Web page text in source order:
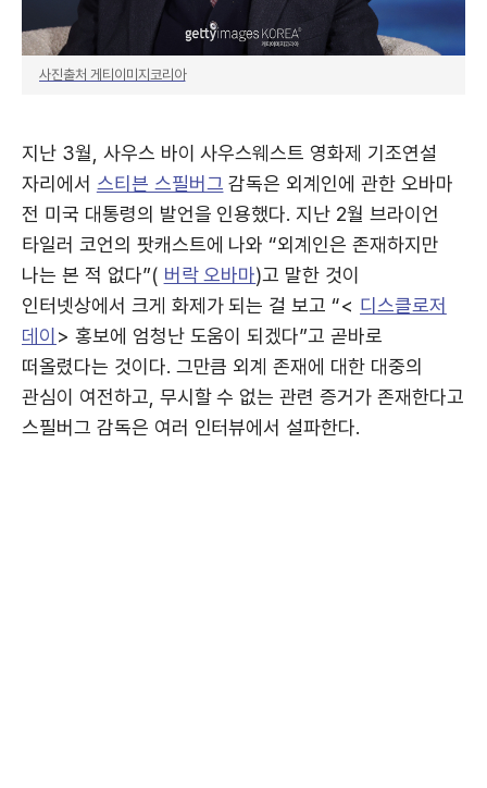
사진출처 게티이미지코리아
지난 3월, 사우스 바이 사우스웨스트 영화제 기조연설
자리에서 스티븐 스필버그 감독은 외계인에 관한 오바마
전 미국 대통령의 발언을 인용했다. 지난 2월 브라이언
타일러 코언의 팟캐스트에 나와 “외계인은 존재하지만
나는 본 적 없다”( 버락 오바마)고 말한 것이
인터넷상에서 크게 화제가 되는 걸 보고 “< 디스클로저
데이> 홍보에 엄청난 도움이 되겠다”고 곧바로
떠올렸다는 것이다. 그만큼 외계 존재에 대한 대중의
관심이 여전하고, 무시할 수 없는 관련 증거가 존재한다고
스필버그 감독은 여러 인터뷰에서 설파한다.